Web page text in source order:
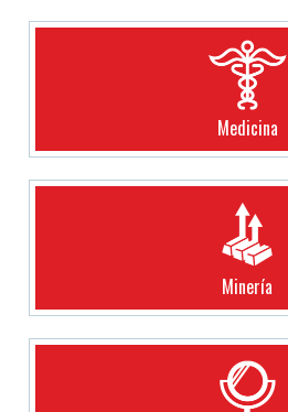
Medicina
Minería